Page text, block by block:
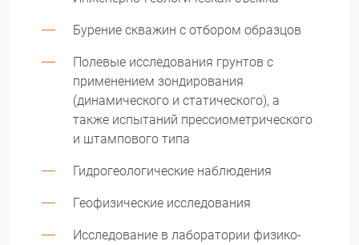
Бурение скважин с отбором образцов
Полевые исследования грунтов с
применением зондирования
(динамического и статического), а
также испытаний прессиометрического
и штампового типа
Гидрогеологические наблюдения
Геофизические исследования
Исследование в лаборатории физико-